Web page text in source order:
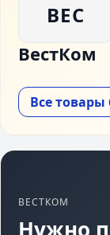
ВЕС
ВестКом
Все товары
ВЕСТКОМ
Нужно